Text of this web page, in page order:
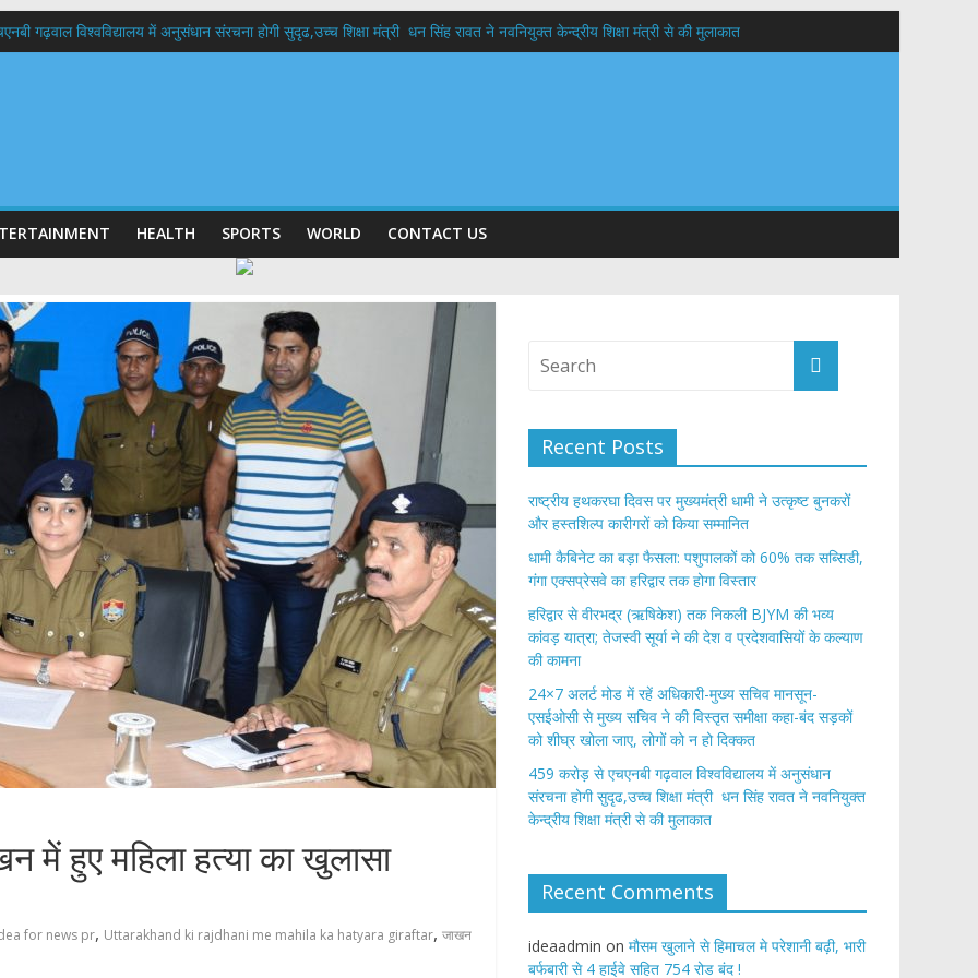
गढ़वाल विश्वविद्यालय में अनुसंधान संरचना होगी सुदृढ,उच्च शिक्षा मंत्री धन सिंह रावत ने नवनियुक्त केन्द्रीय शिक्षा मंत्री से की मुलाकात
दिवस पर मुख्यमंत्री धामी ने उत्कृष्ट बुनकरों और हस्तशिल्प कारीगरों को किया सम्मानित
HEALTH SPORTS WORLD CONTACT US
में हुए महिला हत्या का खुलासा
for news pr, Uttarakhand ki rajdhani me mahila ka hatyara giraftar, जाखन
Recent Posts
राष्ट्रीय हथकरघा दिवस पर मुख्यमंत्री धामी ने उत्कृष्ट बुनकरों
और हस्तशिल्प कारीगरों को किया सम्मानित
​धामी कैबिनेट का बड़ा फैसला: पशुपालकों को 60% तक सब्सिडी,
गंगा एक्सप्रेसवे का हरिद्वार तक होगा विस्तार
​हरिद्वार से वीरभद्र (ऋषिकेश) तक निकली BJYM की भव्य
कांवड़ यात्रा; तेजस्वी सूर्या ने की देश व प्रदेशवासियों के कल्याण
की कामना
24×7 अलर्ट मोड में रहें अधिकारी-मुख्य सचिव मानसून-
एसईओसी से मुख्य सचिव ने की विस्तृत समीक्षा कहा-बंद सड़कों
को शीघ्र खोला जाए, लोगों को न हो दिक्कत
459 करोड़ से एचएनबी गढ़वाल विश्वविद्यालय में अनुसंधान
संरचना होगी सुदृढ,उच्च शिक्षा मंत्री धन सिंह रावत ने नवनियुक्त
केन्द्रीय शिक्षा मंत्री से की मुलाकात
Recent Comments
ideaadmin on मौसम खुलाने से हिमाचल मे परेशानी बढ़ी, भारी
बर्फबारी से 4 हाईवे सहित 754 रोड बंद !